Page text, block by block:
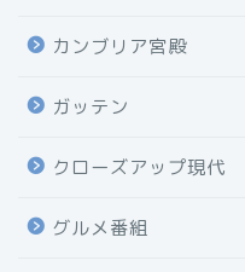
カンブリア宮殿
ガッテン
クローズアップ現代
グルメ番組